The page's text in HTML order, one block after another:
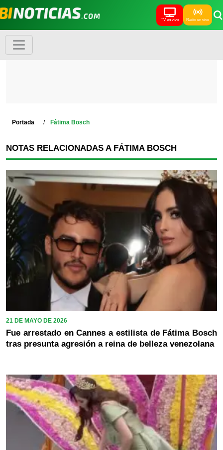
TV en vivo Radio en vivo
Portada Fátima Bosch
NOTAS RELACIONADAS A FÁTIMA BOSCH
21 DE MAYO DE 2026
Fue arrestado en Cannes a estilista de Fátima Bosch
tras presunta agresión a reina de belleza venezolana